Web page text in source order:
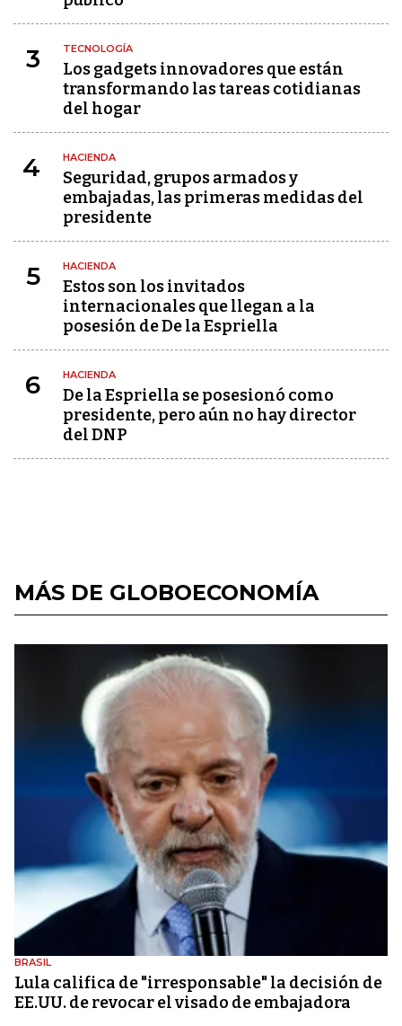
3 TECNOLOGÍA
Los gadgets innovadores que están
transformando las tareas cotidianas
del hogar
4 HACIENDA
Seguridad, grupos armados y
embajadas, las primeras medidas del
presidente
5 HACIENDA
Estos son los invitados
internacionales que llegan a la
posesión de De la Espriella
6 HACIENDA
De la Espriella se posesionó como
presidente, pero aún no hay director
del DNP
MÁS DE GLOBOECONOMÍA
BRASIL
Lula califica de "irresponsable" la decisión de
EE.UU. de revocar el visado de embajadora